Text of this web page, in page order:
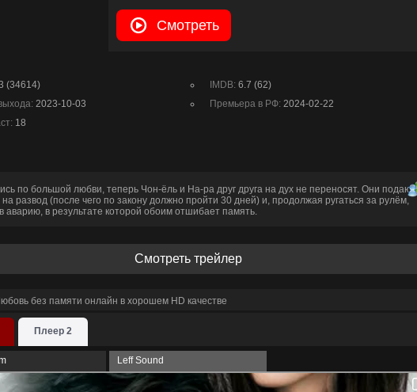
Смотреть
(34614) IMDB:6.7 (62)
2023-10-03 Премьера в РФ:2024-02-22
18
по большой любви, теперь Чон-ёль и На-ра друг друга на дух не переносят. Они подают
развод (после чего по закону должно пройти 30 дней) и, продолжая ругаться за рулём,
аварию, в результате которой обоим отшибает память.
Смотреть трейлер
без памяти онлайн в хорошем HD качестве
Плеер 2
Leff Sound